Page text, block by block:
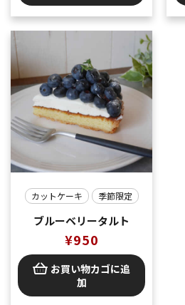
カットケーキ 季節限定
ブルーベリータルト
¥950
お買い物カゴに追
加